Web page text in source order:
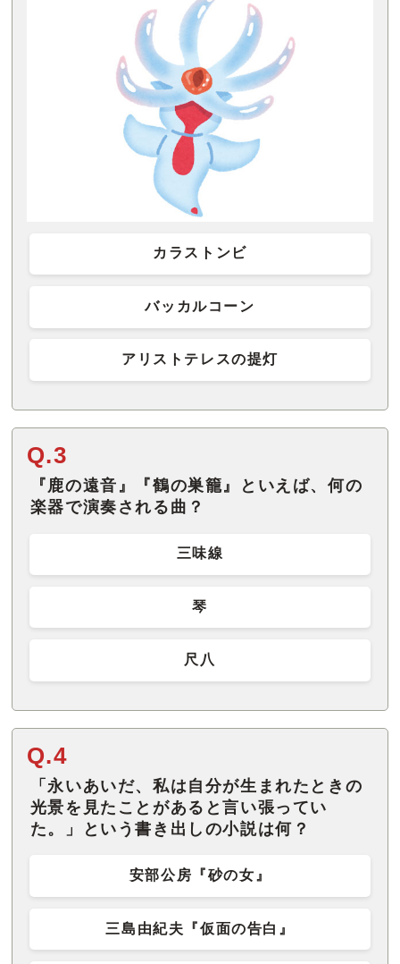
カラストンビ
バッカルコーン
アリストテレスの提灯
Q.3
『鹿の遠音』『鶴の巣籠』といえば、何の
楽器で演奏される曲？
三味線
琴
尺八
Q.4
「永いあいだ、私は自分が生まれたときの
光景を見たことがあると言い張ってい
た。」という書き出しの小説は何？
安部公房『砂の女』
三島由紀夫『仮面の告白』